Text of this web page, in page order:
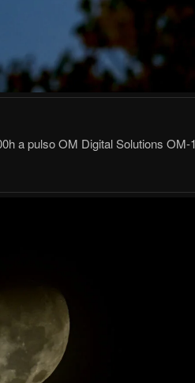
a pulso OM Digital Solutions OM-